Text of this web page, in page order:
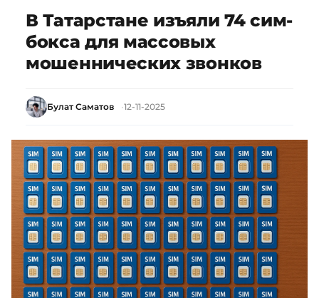
В Татарстане изъяли 74 сим-
бокса для массовых
мошеннических звонков
Булат Саматов 12-11-2025